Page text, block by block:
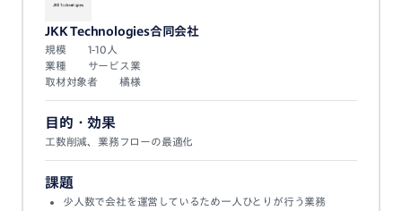
JKK Technologies合同会社
規模
1-10人
業種
サービス業
取材対象者
橘様
目的・効果
工数削減、業務フローの最適化
課題
少人数で会社を運営しているため一人ひとりが行う業務